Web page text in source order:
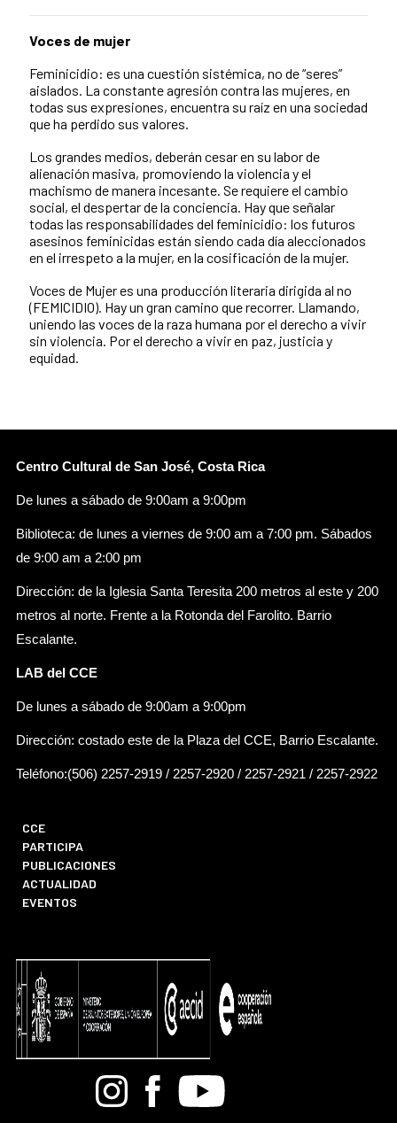
Voces de mujer
Feminicidio: es una cuestión sistémica, no de “seres”
aislados. La constante agresión contra las mujeres, en
todas sus expresiones, encuentra su raíz en una sociedad
que ha perdido sus valores.
Los grandes medios, deberán cesar en su labor de
alienación masiva, promoviendo la violencia y el
machismo de manera incesante. Se requiere el cambio
social, el despertar de la conciencia. Hay que señalar
todas las responsabilidades del feminicidio: los futuros
asesinos feminicidas están siendo cada día aleccionados
en el irrespeto a la mujer, en la cosificación de la mujer.
Voces de Mujer es una producción literaria dirigida al no
(FEMICIDIO). Hay un gran camino que recorrer. Llamando,
uniendo las voces de la raza humana por el derecho a vivir
sin violencia. Por el derecho a vivir en paz, justicia y
equidad.
Centro Cultural de San José, Costa Rica
De lunes a sábado de 9:00am a 9:00pm
Biblioteca: de lunes a viernes de 9:00 am a 7:00 pm. Sábados
de 9:00 am a 2:00 pm
Dirección: de la Iglesia Santa Teresita 200 metros al este y 200
metros al norte. Frente a la Rotonda del Farolito. Barrio
Escalante.
LAB del CCE
De lunes a sábado de 9:00am a 9:00pm
Dirección: costado este de la Plaza del CCE, Barrio Escalante.
Teléfono:(506) 2257-2919 / 2257-2920 / 2257-2921 / 2257-2922
CCE
PARTICIPA
PUBLICACIONES
ACTUALIDAD
EVENTOS
BandcampInstagramFacebook
Youtube